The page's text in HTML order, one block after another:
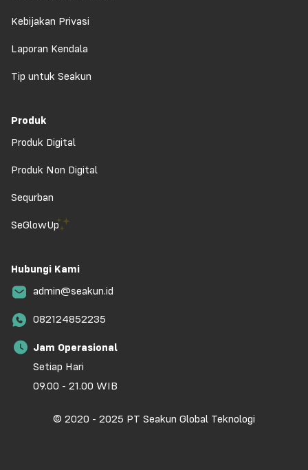
Kebijakan Privasi
Laporan Kendala
Tip untuk Seakun
Produk
Produk Digital
Produk Non Digital
Sequrban
SeGlowUp
Hubungi Kami
admin@seakun.id
082124852235
Jam Operasional
Setiap Hari
09.00 - 21.00 WIB
© 2020 - 2025 PT Seakun Global Teknologi